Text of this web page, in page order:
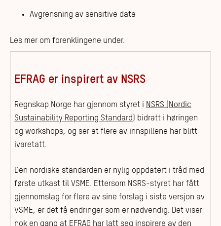
Avgrensning av sensitive data
Les mer om forenklingene under.
EFRAG er inspirert av NSRS
Regnskap Norge har gjennom styret i NSRS (Nordic
Sustainability Reporting Standard) bidratt i høringen
og workshops, og ser at flere av innspillene har blitt
ivaretatt.
Den nordiske standarden er nylig oppdatert i tråd med
første utkast til VSME. Ettersom NSRS-styret har fått
gjennomslag for flere av sine forslag i siste versjon av
VSME, er det få endringer som er nødvendig. Det viser
nok en gang at EFRAG har latt seg inspirere av den